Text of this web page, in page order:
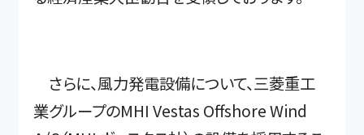
さらに、風力発電設備について、三菱重工
業グループのMHI Vestas Offshore Wind